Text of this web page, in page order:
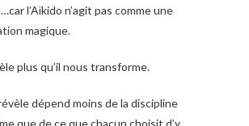
ar l’Aïkido n’agit pas comme une
magique.
plus qu’il nous transforme.
dépend moins de la discipline
que de ce que chacun choisit d’y